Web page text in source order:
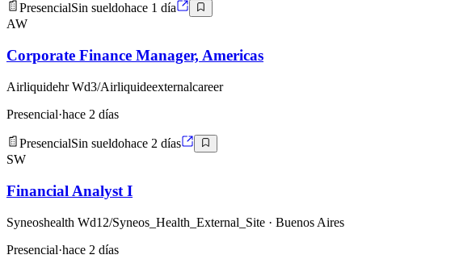
PresencialSin sueldohace 1 día
AW
Corporate Finance Manager, Americas
Airliquidehr Wd3/Airliquideexternalcareer
Presencial·hace 2 días
PresencialSin sueldohace 2 días
SW
Financial Analyst I
Syneoshealth Wd12/Syneos_Health_External_Site · Buenos Aires
Presencial·hace 2 días